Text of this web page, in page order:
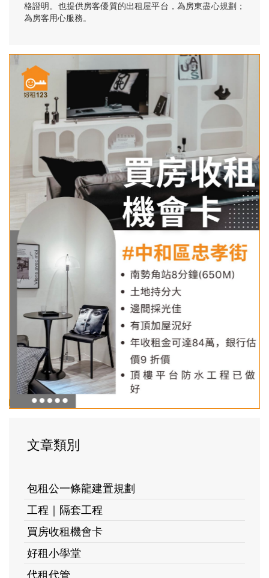
格證明。也提供房客優質的出租屋平台，為房東盡心規劃；
為房客用心服務。
文章類別
包租公一條龍建置規劃
工程｜隔套工程
買房收租機會卡
好租小學堂
代租代管